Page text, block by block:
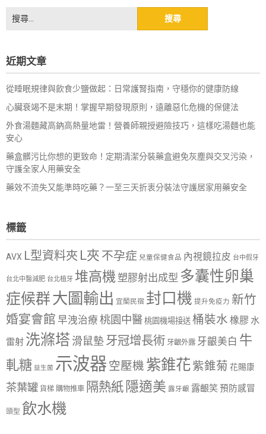
搜
尋
字:
近期文章
從睡眠規律與飲食少鹽做起：日常護腎指南，守穩你的健康防線
心臟衰竭不是末期！掌握早期發現原則，遠離惡化危機的保健法
外食湯麵藏高鈉高熱量地雷！營養師親授避險技巧，這樣吃湯麵也能
安心
藥盒髒污比你想的更致命！定期清潔分裝藥盒避免灰塵與交叉污染，
守護全家人用藥安全
藥效不流失又能準時吃藥？一至三天折衷分裝法守護居家用藥安全
標籤
AVX L型資料夾 L夾 不孕症 兒童保健食品 內視鏡拉皮 台中假牙
台北中醫減肥 台北植牙 堆高機塑膠射出成型 多囊性卵巢
症候群大圖輸出 宜蘭民宿 封口機 提升免疫力 新竹
婚宴會館 早洩治療 桃園中醫 桃園機場接送 桶裝水 橡膠 水
雷射 洗滌塔 滑鼠墊 牙冠增長術 牙齦外露 牙齦美白 牛
軋糖 益生菌 示波器 空壓機 紫錐花紫錐菊 花賜康
茶葉罐 貨梯 購物推車 隔熱紙 隱適美 露牙齦 露齦笑預防感冒
頭型 飲水機